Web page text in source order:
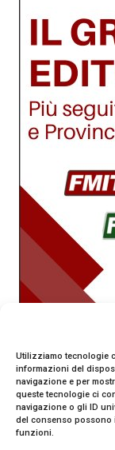
Utilizziamo tecnologie
informazioni del
navigazione e per
queste tecnologie ci
navigazione o gli ID
del consenso possono
funzioni.